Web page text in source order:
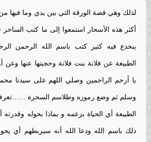
لذلك وهي قصة الورقة التي بين يدي وما فيها
أكثر هذه الأسحار استمعوا إلى ما كتب
ينخدع فيه كثير كتب باسم الله الرحمن
الطبيعة عن فلانة بنت فلانة وحجبتها عنها وعن
يا أرحم الراحمين وصلي اللهم على سيدنا
وسلم ثم وضع رموزه وطلاسم السحرة
الطبيعة أي الحياة بزعمه و بماذا بحوله
ذلك باسم الله ودعا الله أنه سيربطهم أي